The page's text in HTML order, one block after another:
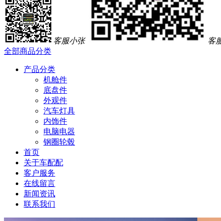
客服小张
客
全部商品分类
产品分类
机舱件
底盘件
外观件
汽车灯具
内饰件
电脑电器
钢圈轮毂
首页
关于车配配
客户服务
在线留言
新闻资讯
联系我们